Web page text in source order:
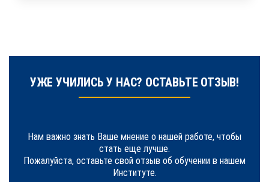
УЖЕ УЧИЛИСЬ У НАС? ОСТАВЬТЕ ОТЗЫВ!
Нам важно знать Ваше мнение о нашей работе, чтобы
стать еще лучше.
Пожалуйста, оставьте свой отзыв об обучении в нашем
Институте.